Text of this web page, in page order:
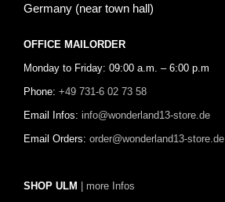
Germany (near town hall)
OFFICE MAILORDER
Monday to Friday: 09:00 a.m. – 6:00 p.m
Phone: +49 731-6 02 73 58
Email Infos: info@wonderland13-store.de
Email Orders: order@wonderland13-store.de
SHOP ULM | more Infos